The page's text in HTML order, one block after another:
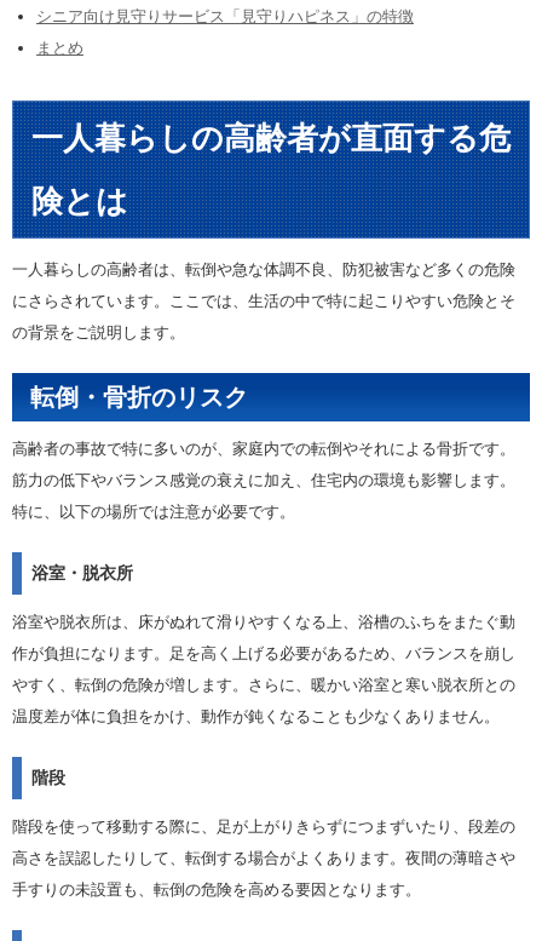
シニア向け見守りサービス「見守りハピネス」の特徴
まとめ
一人暮らしの高齢者が直面する危
険とは
一人暮らしの高齢者は、転倒や急な体調不良、防犯被害など多くの危険
にさらされています。ここでは、生活の中で特に起こりやすい危険とそ
の背景をご説明します。
転倒・骨折のリスク
高齢者の事故で特に多いのが、家庭内での転倒やそれによる骨折です。
筋力の低下やバランス感覚の衰えに加え、住宅内の環境も影響します。
特に、以下の場所では注意が必要です。
浴室・脱衣所
浴室や脱衣所は、床がぬれて滑りやすくなる上、浴槽のふちをまたぐ動
作が負担になります。足を高く上げる必要があるため、バランスを崩し
やすく、転倒の危険が増します。さらに、暖かい浴室と寒い脱衣所との
温度差が体に負担をかけ、動作が鈍くなることも少なくありません。
階段
階段を使って移動する際に、足が上がりきらずにつまずいたり、段差の
高さを誤認したりして、転倒する場合がよくあります。夜間の薄暗さや
手すりの未設置も、転倒の危険を高める要因となります。